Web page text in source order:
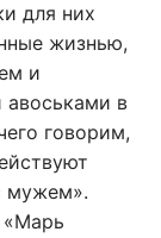
для них
жизнью,
и
авоськами в
говорим,
мужем».
«Марь